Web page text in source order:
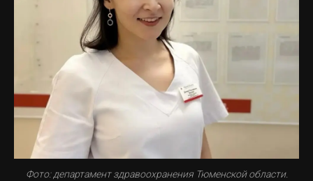
Фото: департамент здравоохранения Тюменской области.